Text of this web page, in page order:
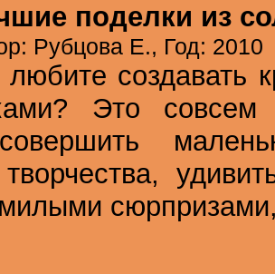
поделки из
Рубцова Е., Год: 2010
создавать
Это